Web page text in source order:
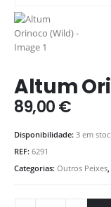
Altum
89,00€
Disponibilidade: 3 em
REF: 6291
Categorias: Outros Peixes